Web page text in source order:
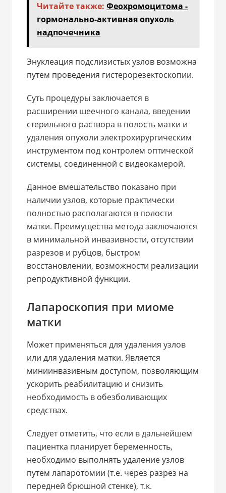
Читайте также: Феохромоцитома -
гормонально-активная опухоль
надпочечника
Энуклеация подслизистых узлов возможна
путем проведения гистерорезектоскопии.
Суть процедуры заключается в
расширении шеечного канала, введении
стерильного раствора в полость матки и
удаления опухоли электрохирургическим
инструментом под контролем оптической
системы, соединенной с видеокамерой.
Данное вмешательство показано при
наличии узлов, которые практически
полностью располагаются в полости
матки. Преимущества метода заключаются
в минимальной инвазивности, отсутствии
разрезов и рубцов, быстром
восстановлении, возможности реализации
репродуктивной функции.
Лапароскопия при миоме
матки
Может применяться для удаления узлов
или для удаления матки. Является
миниинвазивным доступом, позволяющим
ускорить реабилитацию и снизить
необходимость в обезболивающих
средствах.
Следует отметить, что если в дальнейшем
пациентка планирует беременность,
необходимо выполнять удаление узлов
путем лапаротомии (т.е. через разрез на
передней брюшной стенке), т.к.